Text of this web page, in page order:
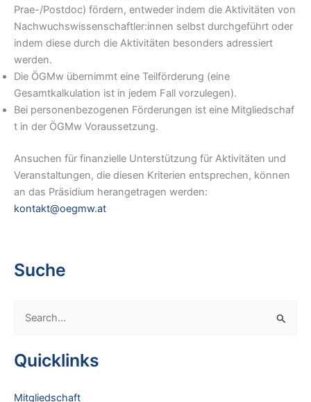
Prae-/Postdoc) fördern, entweder indem die Aktivitäten von
Nachwuchswissenschaftler:innen selbst durchgeführt oder
indem diese durch die Aktivitäten besonders adressiert
werden.
Die ÖGMw übernimmt eine Teilförderung (eine
Gesamtkalkulation ist in jedem Fall vorzulegen).
Bei personenbezogenen Förderungen ist eine Mitgliedschaf
t in der ÖGMw Voraussetzung.
Ansuchen für finanzielle Unterstützung für Aktivitäten und
Veranstaltungen, die diesen Kriterien entsprechen, können
an das Präsidium herangetragen werden:
kontakt@oegmw.at
Suche
Quicklinks
Mitgliedschaft